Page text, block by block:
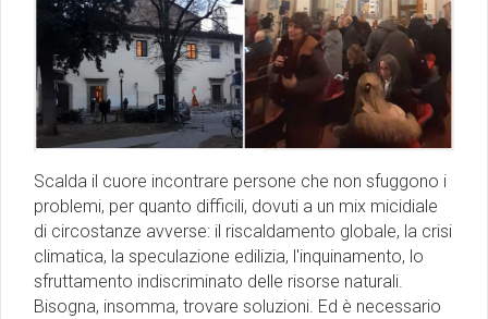
Scalda il cuore incontrare persone che non sfuggono i
problemi, per quanto difficili, dovuti a un mix micidiale
di circostanze avverse: il riscaldamento globale, la crisi
climatica, la speculazione edilizia, l'inquinamento, lo
sfruttamento indiscriminato delle risorse naturali.
Bisogna, insomma, trovare soluzioni. Ed è necessario